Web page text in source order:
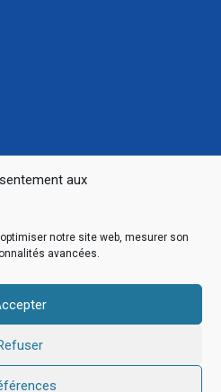
aux
notre site web, mesurer son
avancées.